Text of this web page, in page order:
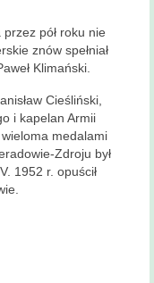
pół roku nie
znów spełniał
Klimański.
Cieśliński,
i kapelan Armii
medalami
Zdroju był
1952 r. opuścił